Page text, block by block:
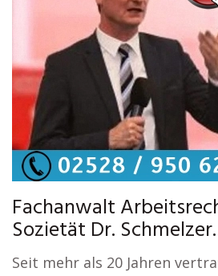
Fachanwalt
Sozietät Dr. Schmelzer.
Seit mehr als 20 Jahren